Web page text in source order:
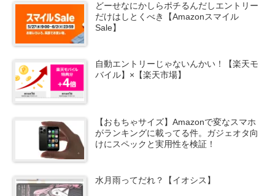
どーせなにかしらポチるんだしエントリー
だけはしとくべき【Amazonスマイル
Sale】
自動エントリーじゃないんかい！【楽天モ
バイル】×【楽天市場】
【おもちゃサイズ】Amazonで変なスマホ
がランキングに載ってる件。ガジェオタ向
けにスペックと実用性を検証！
水月雨ってだれ？【イオシス】